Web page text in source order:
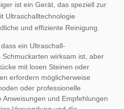
ist ein Gerät, das speziell zur
Ultraschalltechnologie
und effiziente Reinigung.
ein Ultraschall-
wirksam ist, aber
mit losen Steinen oder
erfordern möglicherweise
oder professionelle
Anweisungen und Empfehlungen